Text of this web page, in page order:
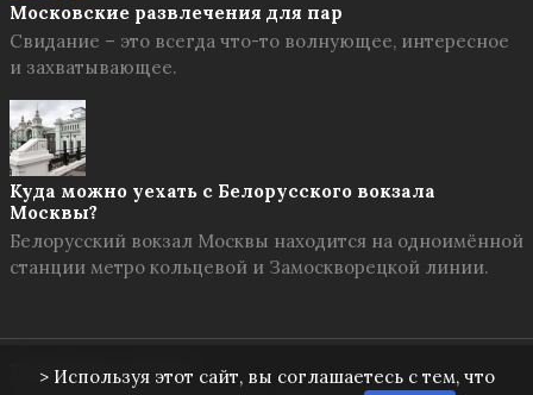
Московские развлечения для пар
Свидание – это всегда что-то волнующее, интересное
и захватывающее.
Куда можно уехать с Белорусского вокзала
Москвы?
Белорусский вокзал Москвы находится на одноимённой
станции метро кольцевой и Замоскворецкой линии.
Твоя Москва © 2026
> Используя этот сайт, вы соглашаетесь с тем, что